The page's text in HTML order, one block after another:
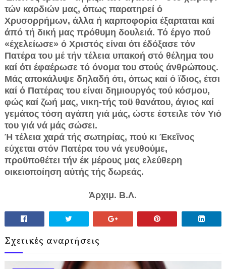
τών καρδιών μας, όπως παρατηρεί ό
Χρυσορρήμων, άλλα ή καρποφορία έξαρταται καί
άπό τή δική μας πρόθυμη δουλειά. Τό έργο πού
«έχελείωσε» ό Χριστός είναι ότι έδόξασε τόν
Πατέρα του μέ τήν τέλεια υπακοή στό θέλημα του
καί ότι έφαέρωσε τό όνομα του στούς άνθρώπους.
Μάς αποκάλυψε δηλαδή ότι, όπως καί ό ϊδιος, έτσι
καί ό Πατέρας του είναι δημιουργός τού κόσμου,
φώς καί ζωή μας, νικη-τής τοϋ θανάτου, άγιος καί
γεμάτος τόση αγάπη γιά μάς, ώστε έστειλε τόν Υιό
του γιά νά μάς σώσει.
Ή τέλεια χαρά τής σωτηρίας, πού κι Έκεΐνος
εύχεται στόν Πατέρα του νά γευθούμε,
προϋποθέτει τήν έκ μέρους μας ελεύθερη
οικειοποίηση αύτής τής δωρεάς.
Άρχιμ. Β.Λ.
Σχετικές αναρτήσεις